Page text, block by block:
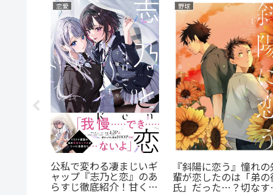
恋愛
公私で変わる凄まじいギ
ャップ『志乃と恋』のあ
らすじ徹底紹介！甘くて
野球
『斜陽に恋う』憧れ
輩が恋したのは「弟の
氏」だった…？切なす